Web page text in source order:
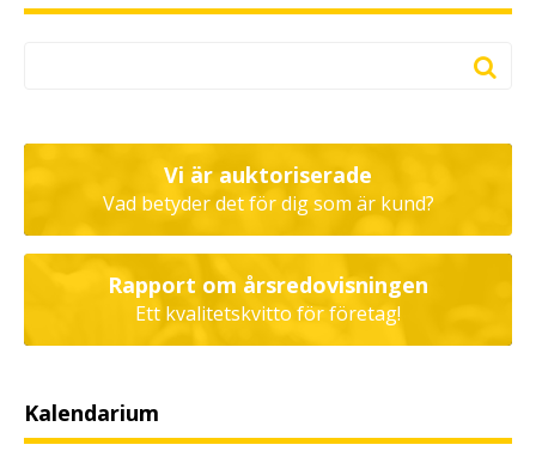
Vi är auktoriserade
Vad betyder det för dig som är kund?
Rapport om årsredovisningen
Ett kvalitetskvitto för företag!
Kalendarium